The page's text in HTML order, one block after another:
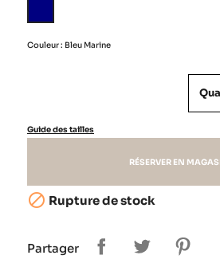
Marine
Couleur : Bleu Marine
Guide des tailles
RÉSERVER EN
 Rupture de stock
Partager